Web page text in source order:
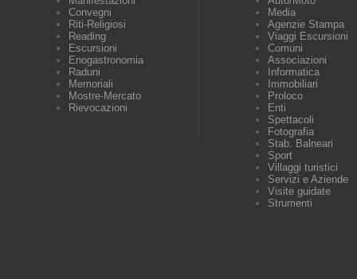
Convegni
Riti-Religiosi
Reading
Escursioni
Enogastronomia
Raduni
Memoriali
Mostre-Mercato
Rievocazioni
Media
Agenzie Stampa
Viaggi Escursioni
Comuni
Associazioni
Informatica
Immobiliari
Proloco
Enti
Spettacoli
Fotografia
Stab. Balneari
Sport
Villaggi turistici
Servizi e Aziende
Visite guidate
Strumenti